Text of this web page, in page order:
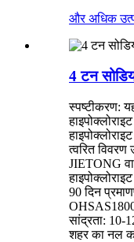
और अधिक
4 टन
स्पष्टीकरण:
त्वरित विवरण
JIETONG
90 दिन
सांद्रता: 10-
शहर का नल